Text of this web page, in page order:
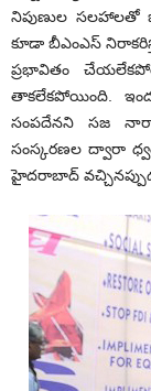
నిపుణుల సలహాలతో
కూడా బీఎంఎస్‌
ప్రభావితం
తాకలేకపోయింది.
సంపదేనని సజ
సంస్కరణల ద్వారా
హైదరాబాద్‌